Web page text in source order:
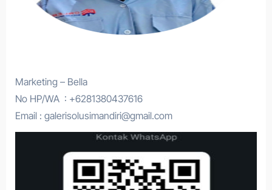
Marketing – Bella
No HP/WA : +6281380437616
Email : galerisolusimandiri@gmail.com